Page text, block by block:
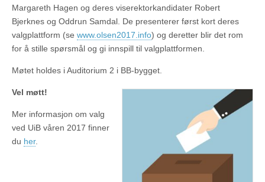
Margareth Hagen og deres viserektorkandidater Robert
Bjerknes og Oddrun Samdal. De presenterer først kort deres
valgplattform (se www.olsen2017.info) og deretter blir det rom
for å stille spørsmål og gi innspill til valgplattformen.
Møtet holdes i Auditorium 2 i BB-bygget.
Vel møtt!
Mer informasjon om valg
ved UiB våren 2017 finner
du her.